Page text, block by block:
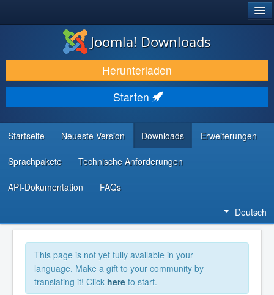
DOWNLOAD & ERWEITERN
ENTDECKEN & LERNEN
COMMUNITY & SUPPORT
RESSOURCEN FÜR ENTWICKLER
Joomla! Downloads
Herunterladen
Starten
Startseite Neueste Version Downloads Erweiterungen
Sprachpakete Technische Anforderungen
API-Dokumentation FAQs
Deutsch
This page is not yet fully available in your
language. Make a gift to your community by
translating it! Click here to start.